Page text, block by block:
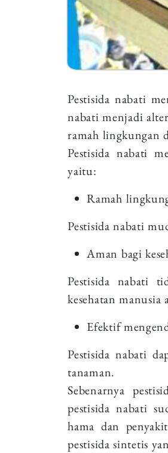
Pestisida nabati
nabati menjadi
ramah lingkungan
Pestisida nabati
yaitu:
Ramah
Pestisida nabati
Aman bagi
Pestisida nabati
kesehatan manusia
Efektif
Pestisida nabati
tanaman.
Sebenarnya
pestisida nabati
hama dan
pestisida sintetis